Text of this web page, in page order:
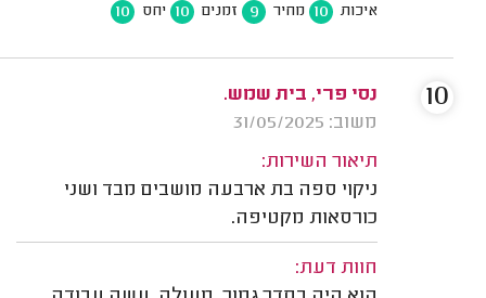
איכות 10 מחיר 9 זמנים 10 יחס 10
נסי פרי, בית שמש.
משוב: 31/05/2025
תיאור השירות:
ניקוי ספה בת ארבעה מושבים מבד ושני
כורסאות מקטיפה.
חוות דעת:
10